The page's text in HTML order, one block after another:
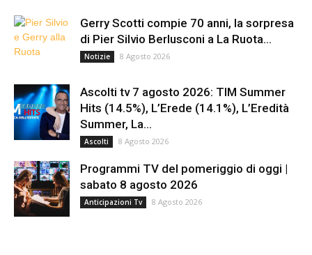
Gerry Scotti compie 70 anni, la sorpresa
di Pier Silvio Berlusconi a La Ruota...
Notizie 8 Agosto 2026
Ascolti tv 7 agosto 2026: TIM Summer
Hits (14.5%), L’Erede (14.1%), L’Eredità
Summer, La...
Ascolti 8 Agosto 2026
Programmi TV del pomeriggio di oggi |
sabato 8 agosto 2026
Anticipazioni Tv 8 Agosto 2026